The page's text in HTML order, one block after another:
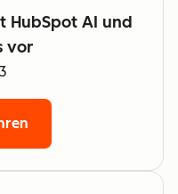
HubSpot AI und
vor